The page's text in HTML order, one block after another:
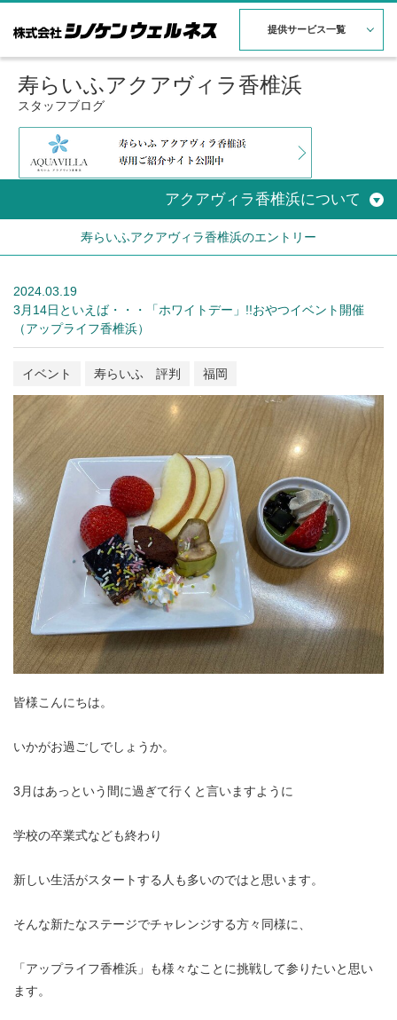
提供サービス一覧
寿らいふアクアヴィラ香椎浜
スタッフブログ
アクアヴィラ香椎浜について
寿らいふアクアヴィラ香椎浜のエントリー
2024.03.19
3月14日といえば・・・「ホワイトデー」!!おやつイベント開催
（アップライフ香椎浜）
イベント 寿らいふ 評判 福岡
皆様こんにちは。
いかがお過ごしでしょうか。
3月はあっという間に過ぎて行くと言いますように
学校の卒業式なども終わり
新しい生活がスタートする人も多いのではと思います。
そんな新たなステージでチャレンジする方々同様に、
「アップライフ香椎浜」も様々なことに挑戦して参りたいと思い
ます。